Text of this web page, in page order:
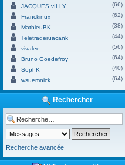
JACQUES vILLY
(66)
Franckinux
(62)
MathieuBK
(38)
Teletraderuacank
(44)
vivalee
(56)
Bruno Goedefroy
(64)
SophK
(40)
wsuemnick
(64)
Rechercher
Recherche avancée